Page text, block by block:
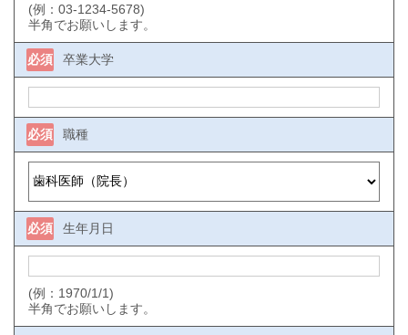
(例：03-1234-5678)
半角でお願いします。
卒業大学
必須
職種
必須
生年月日
必須
(例：1970/1/1)
半角でお願いします。